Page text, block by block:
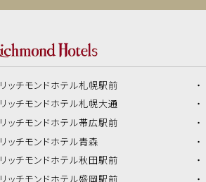
リッチモンドホテル札幌駅前
リッチモンドホテル札幌大通
リッチモンドホテル帯広駅前
リッチモンドホテル青森
リッチモンドホテル秋田駅前
リッチモンドホテル盛岡駅前